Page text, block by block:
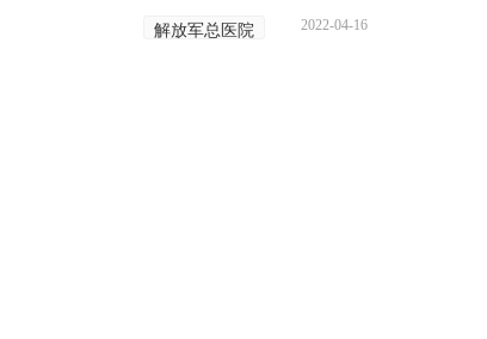
解放军总医院 2022-04-16